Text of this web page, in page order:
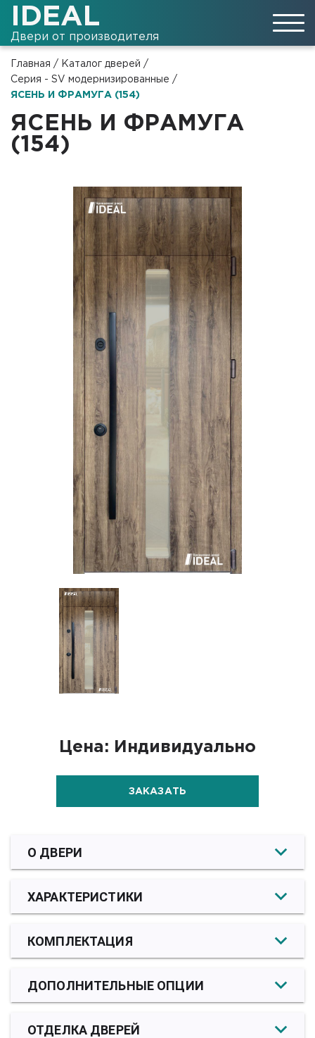
IDEAL
Двери от производителя
Главная / Каталог дверей /
Серия - SV модернизированные /
ЯСЕНЬ И ФРАМУГА (154)
ЯСЕНЬ И ФРАМУГА
(154)
Цена: Индивидуально
ЗАКАЗАТЬ
О ДВЕРИ
ХАРАКТЕРИСТИКИ
КОМПЛЕКТАЦИЯ
ДОПОЛНИТЕЛЬНЫЕ ОПЦИИ
ОТДЕЛКА ДВЕРЕЙ